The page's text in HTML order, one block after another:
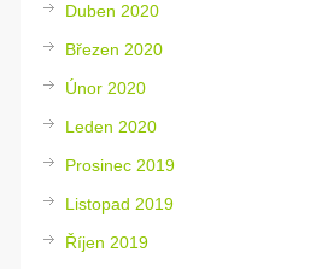
Duben 2020
Březen 2020
Únor 2020
Leden 2020
Prosinec 2019
Listopad 2019
Říjen 2019